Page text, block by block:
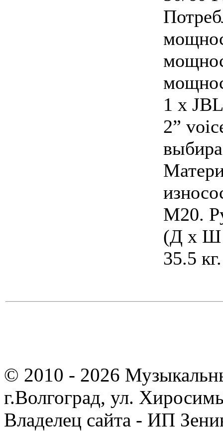
1 x
2”
M20.
(Д x Ш
35.5
© 2010 - 2026
г.Волгоград, ул.
Владелец сайта - ИП